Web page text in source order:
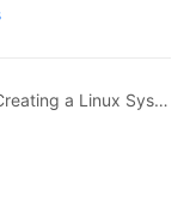
Previous topic: Configuring the ECS and Creating a Linux System Disk Image